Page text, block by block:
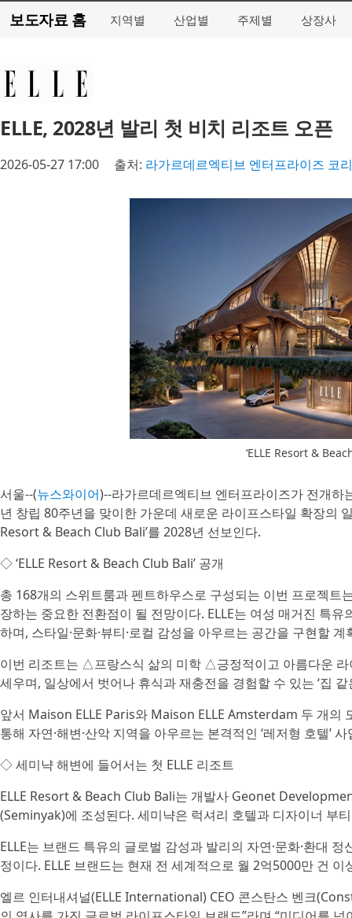
보도자료 홈 지역별 산업별 주제별 상장사
ELLE, 2028년 발리 첫 비치 리조트 오픈
2026-05-27 17:00 출처: 라가르데르엑티브 엔터프라이즈 코
‘ELLE Resort &
서울--(뉴스와이어)--라가르데르엑티브 엔터프라이즈가 전개하
년 창립 80주년을 맞이한 가운데 새로운 라이프스타일 확장의
Resort & Beach Club Bali’를 2028년 선보인다.
◇ ‘ELLE Resort & Beach Club Bali’ 공개
총 168개의 스위트룸과 펜트하우스로 구성되는 이번 프로젝트
장하는 중요한 전환점이 될 전망이다. ELLE는 여성 매거진 특
하며, 스타일·문화·뷰티·로컬 감성을 아우르는 공간을 구현할 계
이번 리조트는 △프랑스식 삶의 미학 △긍정적이고 아름다운
세우며, 일상에서 벗어나 휴식과 재충전을 경험할 수 있는 ‘집 같
앞서 Maison ELLE Paris와 Maison ELLE Amsterdam 두 개의
통해 자연·해변·산악 지역을 아우르는 본격적인 ‘레저형 호텔’
◇ 세미냑 해변에 들어서는 첫 ELLE 리조트
ELLE Resort & Beach Club Bali는 개발사 Geonet
(Seminyak)에 조성된다. 세미냑은 럭셔리 호텔과 디자이너 부
ELLE는 브랜드 특유의 글로벌 감성과 발리의 자연·문화·환대
정이다. ELLE 브랜드는 현재 전 세계적으로 월 2억5000만 건
엘르 인터내셔널(ELLE International) CEO 콘스탄스 벤크